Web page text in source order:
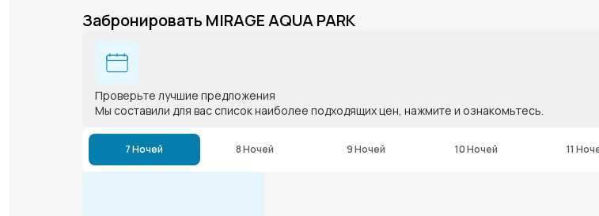
Забронировать MIRAGE AQUA PARK
Проверьте лучшие предложения
Мы составили для вас список наиболее подходящих цен, нажмите и ознакомьтесь.
7 Ночей 8 Ночей 9 Ночей 10 Ночей 11